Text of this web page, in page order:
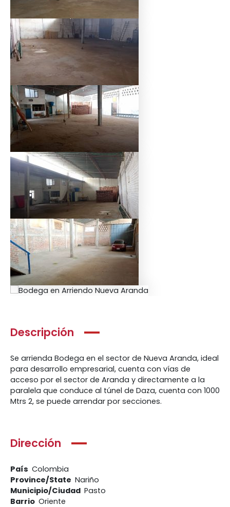
Descripción
Se arrienda Bodega en el sector de Nueva Aranda, ideal
para desarrollo empresarial, cuenta con vías de
acceso por el sector de Aranda y directamente a la
paralela que conduce al túnel de Daza, cuenta con 1000
Mtrs 2, se puede arrendar por secciones.
Dirección
País Colombia
Province/State Nariño
Municipio/Ciudad Pasto
Barrio Oriente